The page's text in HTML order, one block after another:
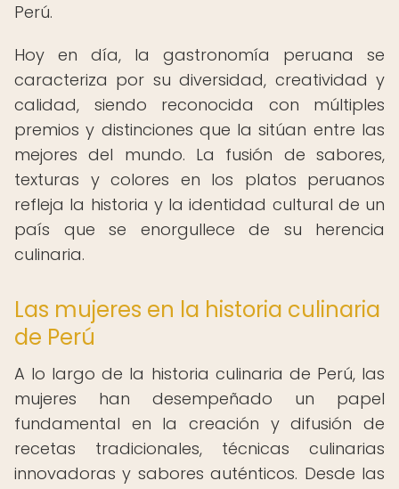
Perú.
Hoy en día, la gastronomía peruana se
caracteriza por su diversidad, creatividad y
calidad, siendo reconocida con múltiples
premios y distinciones que la sitúan entre las
mejores del mundo. La fusión de sabores,
texturas y colores en los platos peruanos
refleja la historia y la identidad cultural de un
país que se enorgullece de su herencia
culinaria.
Las mujeres en la historia culinaria
de Perú
A lo largo de la historia culinaria de Perú, las
mujeres han desempeñado un papel
fundamental en la creación y difusión de
recetas tradicionales, técnicas culinarias
innovadoras y sabores auténticos. Desde las